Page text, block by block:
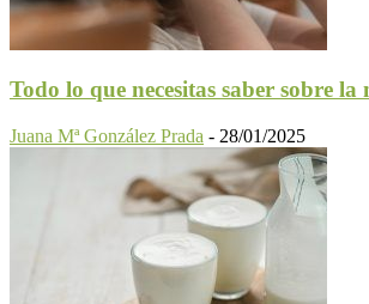
Todo lo que necesitas saber sobre la
Juana Mª González Prada - 28/01/2025